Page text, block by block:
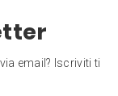
email? Iscriviti ti